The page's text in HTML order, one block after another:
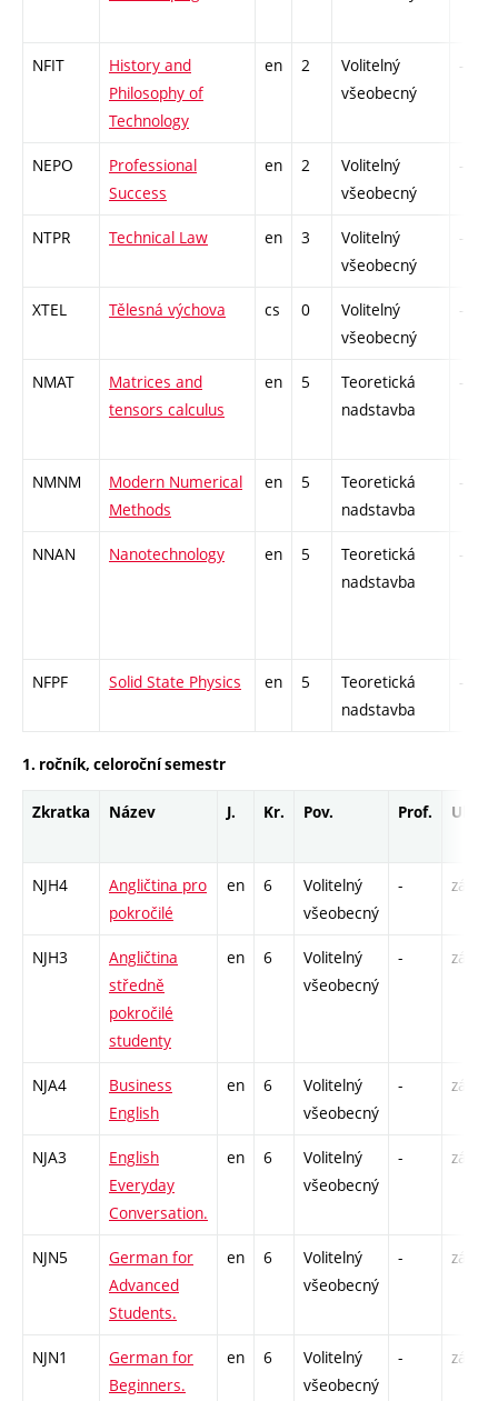
NFIT
History and
Philosophy of
Technology
en 2
Volitelný
všeobecný
-
NEPO
Professional
Success
en 2
Volitelný
všeobecný
-
NTPR Technical Law en 3
Volitelný
všeobecný
-
XTEL Tělesná výchova cs 0
Volitelný
všeobecný
-
NMAT
Matrices and
tensors calculus
en 5
Teoretická
nadstavba
-
NMNM
Modern Numerical
Methods
en 5
Teoretická
nadstavba
-
NNAN Nanotechnology en 5
Teoretická
nadstavba
-
NFPF Solid State Physics en 5
Teoretická
nadstavba
-
1. ročník, celoroční semestr
Zkratka Název J. Kr. Pov. Prof. Uk.
NJH4
Angličtina pro
pokročilé
en 6
Volitelný
všeobecný
- zá,zk
NJH3
Angličtina
středně
pokročilé
studenty
en 6
Volitelný
všeobecný
- zá,zk
NJA4
Business
English
en 6
Volitelný
všeobecný
- zá,zk
NJA3
English
Everyday
Conversation.
en 6
Volitelný
všeobecný
- zá,zk
NJN5
German for
Advanced
Students.
en 6
Volitelný
všeobecný
- zá,zk
NJN1
German for
Beginners.
en 6
Volitelný
všeobecný
- zá,zk